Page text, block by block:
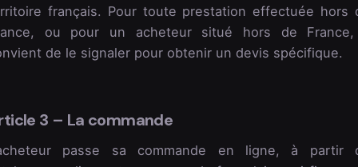
français. Pour toute prestation effectuée hors
ou pour un acheteur situé hors de
de le signaler pour obtenir un devis spécifique.
3 – La commande
passe sa commande en ligne, à partir